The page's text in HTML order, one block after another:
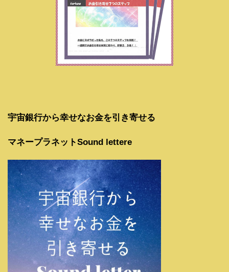
宇宙銀行から幸せなお金を引き寄せる
マネープラネットSound lettere